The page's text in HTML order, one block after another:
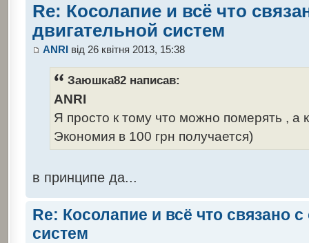
Re: Косолапие и всё что
двигательной систем
ANRIвід 26 квітня 2013, 15:38
Заюшка82 написав:
ANRI
Я просто к тому что можно померять , а
Экономия в 100 грн получается)
в принципе да...
Re: Косолапие и всё что связано
систем